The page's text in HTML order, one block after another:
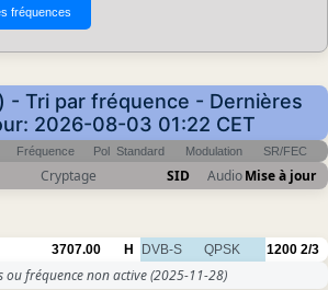
- Tri par fréquence - Dernières
2026-08-03 01:22 CET
Fréquence Pol Standard Modulation SR/FEC
Cryptage SID AudioMise à jour
3707.00 H DVB-S QPSK 1200 2/3
ou fréquence non active(2025-11-28)